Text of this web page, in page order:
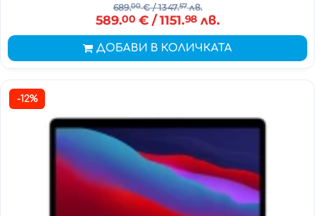
689.00€/ 1347.57лв.
589.00€ / 1151.98 лв.
ДОБАВИ В КОЛИЧКАТА
-12%